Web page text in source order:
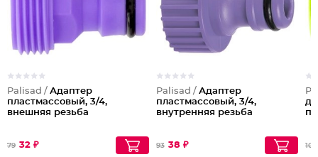
Palisad / Адаптер
пластмассовый, 3/4,
внешняя резьба
79 32 ₽
Palisad / Адаптер
пластмассовый, 3/4,
внутренняя резьба
93 38 ₽ 108